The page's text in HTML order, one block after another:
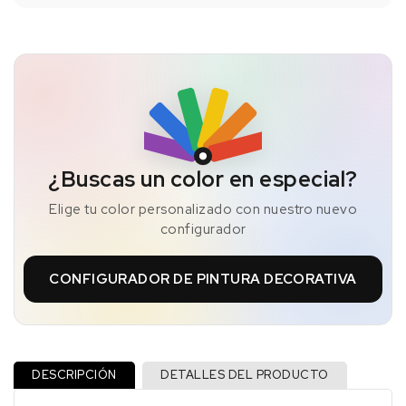
¿Buscas un color en especial?
Elige tu color personalizado con nuestro nuevo
configurador
CONFIGURADOR DE PINTURA DECORATIVA
DESCRIPCIÓN DETALLES DEL PRODUCTO